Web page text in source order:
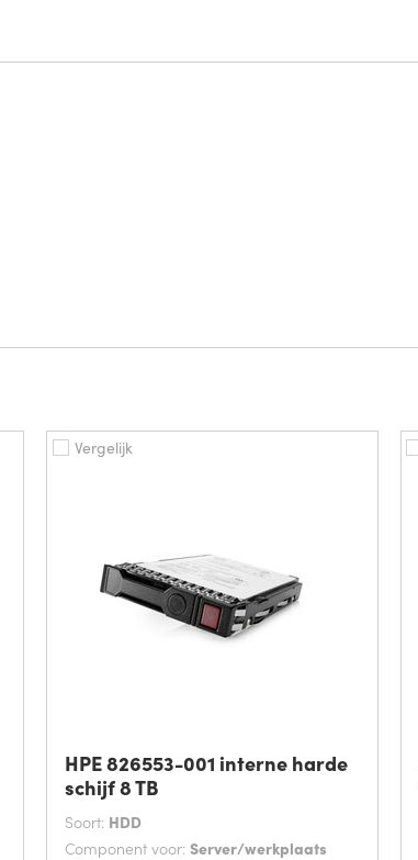
Vergelijk
HPE 826553-001 interne harde
schijf 8 TB
Soort: HDD
Component voor: Server/werkplaats